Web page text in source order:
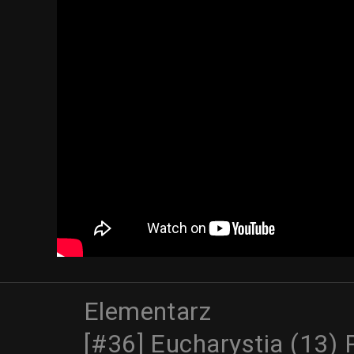
Elementarz
[#36] Eucharystia (13)